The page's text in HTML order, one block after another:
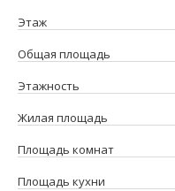
Этаж
Общая площадь
Этажность
Жилая площадь
Площадь комнат
Площадь кухни